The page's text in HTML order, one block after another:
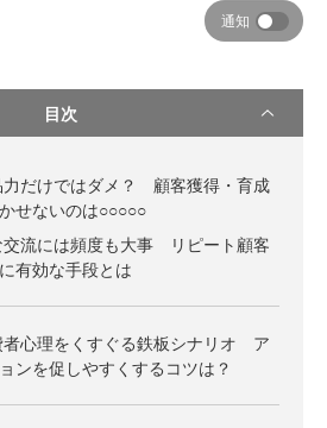
通知
目次
力だけではダメ？ 顧客獲得・育成
せないのは○○○○○
交流には頻度も大事 リピート顧客
有効な手段とは
者心理をくすぐる鉄板シナリオ ア
ンを促しやすくするコツは？